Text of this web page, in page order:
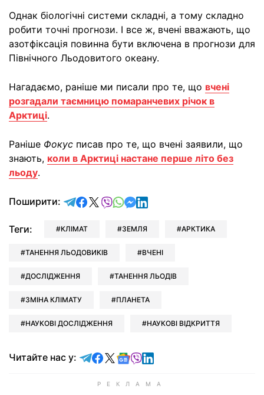
Однак біологічні системи складні, а тому складно
робити точні прогнози. І все ж, вчені вважають, що
азотфіксація повинна бути включена в прогнози для
Північного Льодовитого океану.
Нагадаємо, раніше ми писали про те, що вчені
розгадали таємницю помаранчевих річок в
Арктиці.
Раніше Фокус писав про те, що вчені заявили, що
знають, коли в Арктиці настане перше літо без
льоду.
Поширити: відправити у Telegram
поділитись у Facebook
поділитись у X
відправити у Viber
відправити у Whatsapp
відправити у Messenger
відправити у LinkedIn
Теги: КЛІМАТ ЗЕМЛЯ АРКТИКА
ТАНЕННЯ ЛЬОДОВИКІВ ВЧЕНІ
ДОСЛІДЖЕННЯ ТАНЕННЯ ЛЬОДІВ
ЗМІНА КЛІМАТУ ПЛАНЕТА
НАУКОВІ ДОСЛІДЖЕННЯ НАУКОВІ ВІДКРИТТЯ
Читайте нас у: Читайте у Telegram
Читайте у Facebook
Читайте у X
Читайте у Google news
Читайте у Viber
Читайте у LinkedIn